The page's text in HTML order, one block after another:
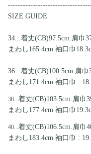
SIZE GUIDE
34...着丈(CB)97.5cm.肩巾
まわし165.4cm.袖口巾
36...着丈(CB)100.5cm.肩巾
まわし171.4cm.袖口巾 :
38...着丈(CB)103.5cm.肩巾
まわし177.4cm.袖口巾
40...着丈(CB)106.5cm.肩巾
まわし183.4cm.袖口巾 :